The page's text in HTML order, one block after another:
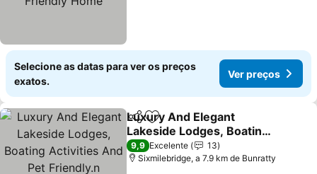
Selecione as datas para ver os preços
exatos.
Ver preços
PartilharAdicionar aos favoritos
Luxury And Elegant
Lakeside Lodges, Boating
Activities And Pet
Friendly.n
Ver preços
9,9 Excelente
13
Sixmilebridge, a 7.9 km de Bunratty